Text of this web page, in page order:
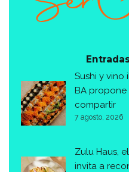
Sushi y vino
BA propone
compartir
7 agosto, 2026
Zulu Haus,
invita a